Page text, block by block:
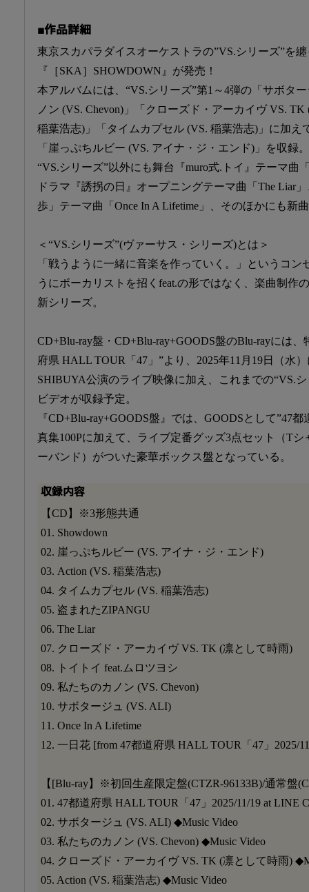
■作品詳細
東京スカパラダイスオーケストラの”VS.シリーズ”を
『［SKA］SHOWDOWN』が発売！
本アルバムには、“VS.シリーズ”第1～4弾の「サボタ
ノン (VS. Chevon)」「クローズド・アーカイヴ VS.
稲葉浩志)」「タイムカプセル (VS. 稲葉浩志)」に加え
「崖っぷちルビー (VS. アイナ・ジ・エンド)」を収録。
“VS.シリーズ”以外にも舞台『muro式.トイ』テーマ曲
ドラマ『誘拐の日』オープニングテーマ曲「The Liar
歩」テーマ曲「Once In A Lifetime」、そのほかにも新
＜“VS.シリーズ”(ヴァーサス・シリーズ)とは＞
「戦うように一緒に音楽を作っていく。」というコ
うにボーカリストを招くfeat.の形ではなく、楽曲制作
新シリーズ。
CD+Blu-ray盤・CD+Blu-ray+GOODS盤のBlu-rayには
府県 HALL TOUR「47」”より、2025年11月19日（水
SHIBUYA公演のライブ映像に加え、これまでの“VS.
ビデオが収録予定。
『CD+Blu-ray+GOODS盤』では、GOODSとして”47
真集100Pに加えて、ライブ定番グッズ3点セット（T
ーバンド）がついた豪華ボックス盤となっている。
収録内容
【CD】※3形態共通
01. Showdown
02. 崖っぷちルビー (VS. アイナ・ジ・エンド)
03. Action (VS. 稲葉浩志)
04. タイムカプセル (VS. 稲葉浩志)
05. 盗まれたZIPANGU
06. The Liar
07. クローズド・アーカイヴ VS. TK (凛として時雨)
08. トイトイ feat.ムロツヨシ
09. 私たちのカノン (VS. Chevon)
10. サボタージュ (VS. ALI)
11. Once In A Lifetime
12. 一日花 [from 47都道府県 HALL TOUR「47」2025/
【[Blu-ray】※初回生産限定盤(CTZR-96133B)/通常盤
01. 47都道府県 HALL TOUR「47」2025/11/19 at
02. サボタージュ (VS. ALI) ◆Music Video
03. 私たちのカノン (VS. Chevon) ◆Music Video
04. クローズド・アーカイヴ VS. TK (凛として時雨)
05. Action (VS. 稲葉浩志) ◆Music Video